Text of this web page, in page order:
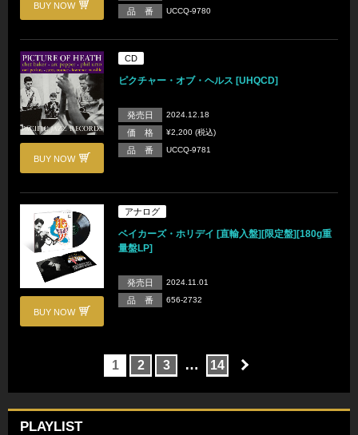
BUY NOW
品 番 UCCQ-9780
BUY NOW
CD
ピクチャー・オブ・ヘルス [UHQCD]
発売日 2024.12.18
価 格 ¥2,200 (税込)
品 番 UCCQ-9781
BUY NOW
アナログ
ベイカーズ・ホリデイ [直輸入盤][限定盤][180g重
量盤LP]
発売日 2024.11.01
品 番 656-2732
1 2 3 … 14
PLAYLIST